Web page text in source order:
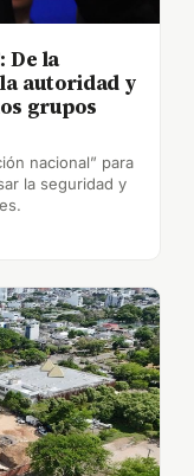
De la
autoridad y
grupos
nacional” para
la seguridad y